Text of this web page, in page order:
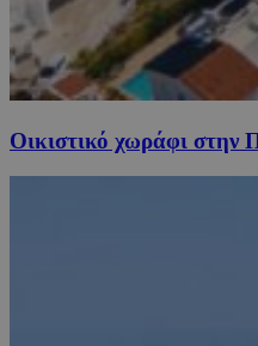
Οικιστικό χωράφι στην